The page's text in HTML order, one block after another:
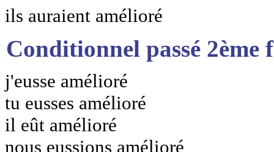
ils auraient amélioré
Conditionnel passé 2ème
j'eusse amélioré
tu eusses amélioré
il eût amélioré
nous eussions amélioré